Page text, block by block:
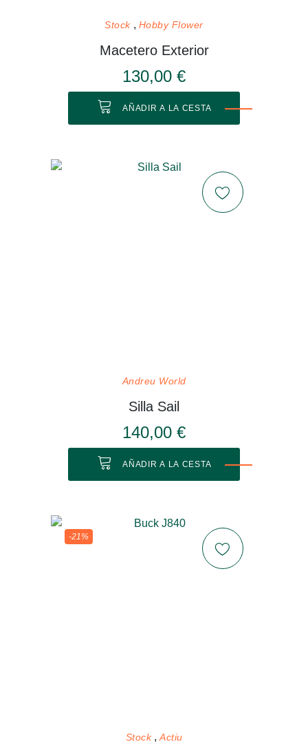
Stock Hobby Flower
Macetero Exterior
130,00 €
AÑADIR A LA CESTA
Andreu World
Silla Sail
140,00 €
AÑADIR A LA CESTA
-21%
Stock Actiu